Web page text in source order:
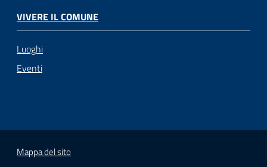
VIVERE IL COMUNE
Luoghi
Eventi
Mappa del sito